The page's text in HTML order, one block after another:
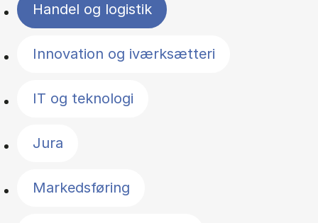
Handel og logistik
Innovation og iværksætteri
IT og teknologi
Jura
Markedsføring